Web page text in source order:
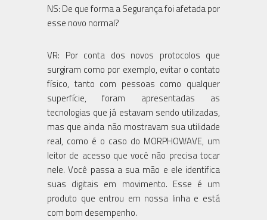
NS: De que forma a Segurança foi afetada por
esse novo normal?
VR: Por conta dos novos protocolos que
surgiram como por exemplo, evitar o contato
físico, tanto com pessoas como qualquer
superfície, foram apresentadas as
tecnologias que já estavam sendo utilizadas,
mas que ainda não mostravam sua utilidade
real, como é o caso do MORPHOWAVE, um
leitor de acesso que você não precisa tocar
nele. Você passa a sua mão e ele identifica
suas digitais em movimento. Esse é um
produto que entrou em nossa linha e está
com bom desempenho.